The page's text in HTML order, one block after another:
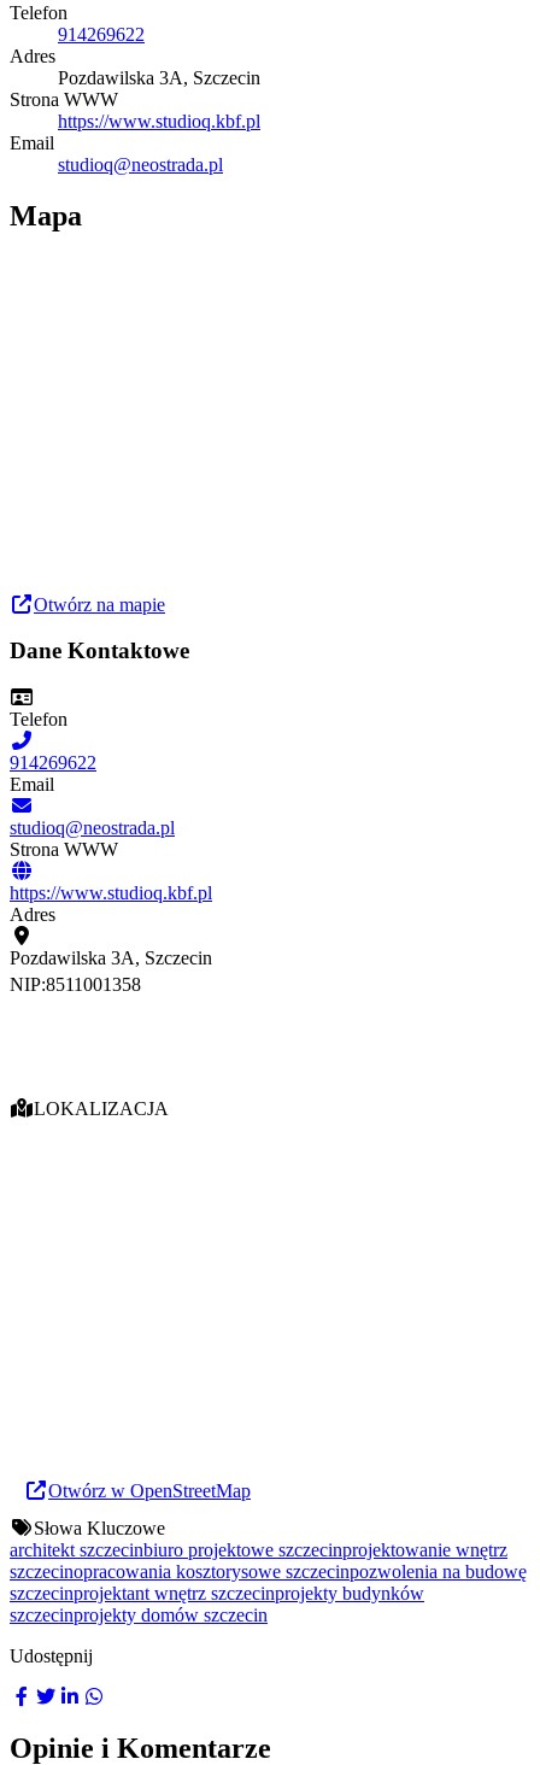
Telefon
914269622
Adres
Pozdawilska 3A, Szczecin
Strona WWW
https://www.studioq.kbf.pl
Email
studioq@neostrada.pl
Mapa
Otwórz na mapie
Dane Kontaktowe
Telefon
914269622
Email
studioq@neostrada.pl
Strona WWW
https://www.studioq.kbf.pl
Adres
Pozdawilska 3A, Szczecin
NIP:8511001358
LOKALIZACJA
Otwórz w OpenStreetMap
Słowa Kluczowe
architekt szczecinbiuro projektowe szczecinprojektowanie wnętrz
szczecinopracowania kosztorysowe szczecinpozwolenia na budowę
szczecinprojektant wnętrz szczecinprojekty budynków
szczecinprojekty domów szczecin
Udostępnij
Opinie i Komentarze